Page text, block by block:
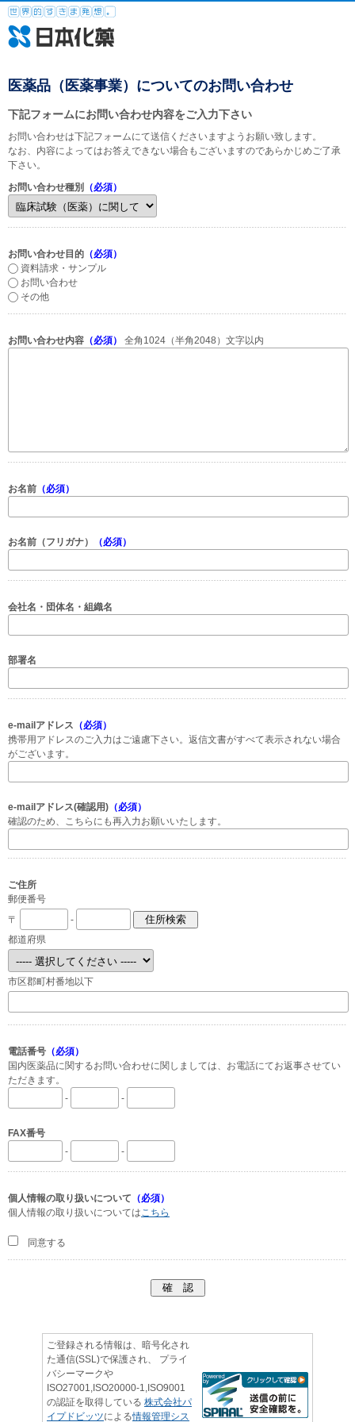
医薬品（医薬事業）についてのお問い合わせ
下記フォームにお問い合わせ内容をご入力下さい
お問い合わせは下記フォームにて送信くださいますようお願い致します。
なお、内容によってはお答えできない場合もございますのであらかじめご了承
下さい。
お問い合わせ種別
（必須）
お問い合わせ目的 （必須）
資料請求・サンプル
お問い合わせ
その他
お問い合わせ内容 （必須） 全角1024（半角2048）文字以内
お名前 （必須）
お名前（フリガナ） （必須）
会社名・団体名・組織名
部署名
e-mailアドレス （必須）
携帯用アドレスのご入力はご遠慮下さい。返信文書がすべて表示されない場合
がございます。
e-mailアドレス(確認用) （必須）
確認のため、こちらにも再入力お願いいたします。
ご住所
郵便番号
〒
-
都道府県
市区郡町村番地以下
電話番号 （必須）
国内医薬品に関するお問い合わせに関しましては、お電話にてお返事させてい
ただきます。
-
-
FAX番号
-
-
個人情報の取り扱いについて （必須）
個人情報の取り扱いについてはこちら
同意する
ご登録される情報は、暗号化され
た通信(SSL)で保護され、 プライ
バシーマークや
ISO27001,ISO20000-1,ISO9001
の認証を取得している 株式会社パ
イプドビッツによる情報管理シス